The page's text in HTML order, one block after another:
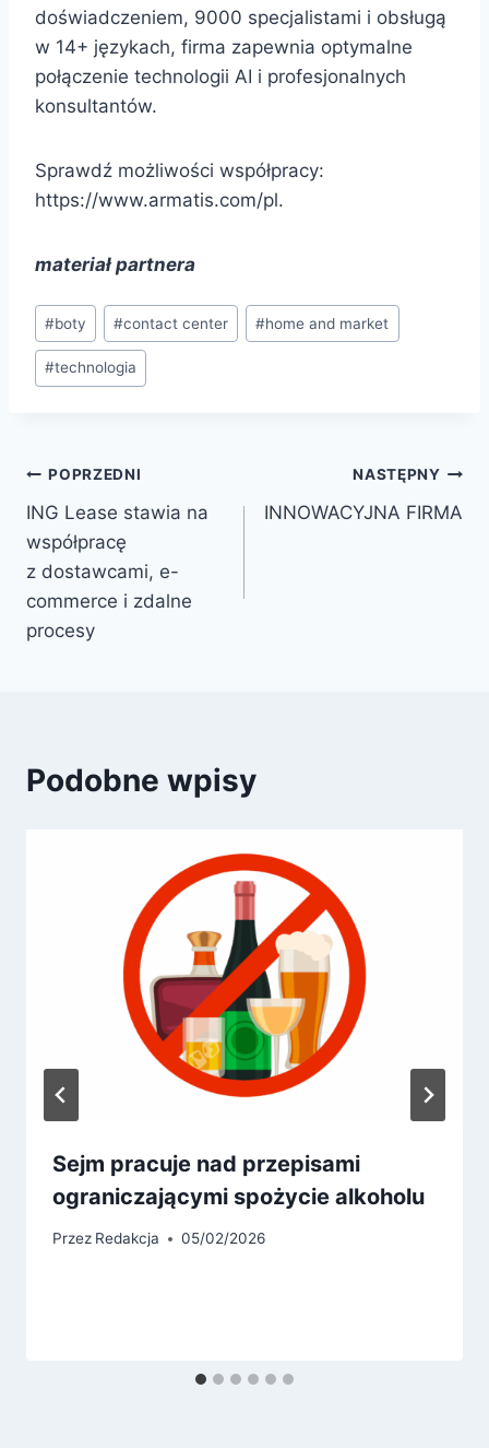
doświadczeniem, 9000 specjalistami i obsługą
w 14+ językach, firma zapewnia optymalne
połączenie technologii AI i profesjonalnych
konsultantów.
Sprawdź możliwości współpracy:
https://www.armatis.com/pl.
materiał partnera
#boty #contact center #home and market
#technologia
POPRZEDNI
ING Lease stawia na
współpracę
z dostawcami, e-
commerce i zdalne
procesy
NASTĘPNY
INNOWACYJNA FIRMA
Podobne wpisy
Sejm pracuje nad przepisami
ograniczającymi spożycie alkoholu
Przez Redakcja 05/02/2026